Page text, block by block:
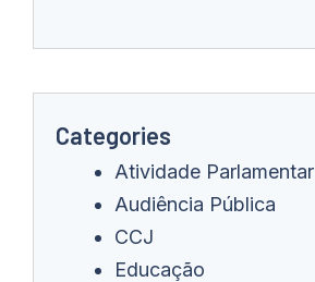
Categories
Atividade Parlamentar
Audiência Pública
CCJ
Educação